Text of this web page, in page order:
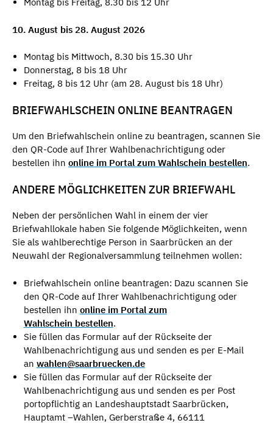
Montag bis Freitag, 8.30 bis 12 Uhr
10. August bis 28. August 2026
Montag bis Mittwoch, 8.30 bis 15.30 Uhr
Donnerstag, 8 bis 18 Uhr
Freitag, 8 bis 12 Uhr (am 28. August bis 18 Uhr)
BRIEFWAHLSCHEIN ONLINE BEANTRAGEN
Um den Briefwahlschein online zu beantragen, scannen Sie
den QR-Code auf Ihrer Wahlbenachrichtigung oder
bestellen ihn online im Portal zum Wahlschein bestellen.
ANDERE MÖGLICHKEITEN ZUR BRIEFWAHL
Neben der persönlichen Wahl in einem der vier
Briefwahllokale haben Sie folgende Möglichkeiten, wenn
Sie als wahlberechtige Person in Saarbrücken an der
Neuwahl der Regionalversammlung teilnehmen wollen:
Briefwahlschein online beantragen: Dazu scannen Sie
den QR-Code auf Ihrer Wahlbenachrichtigung oder
bestellen ihn online im Portal zum
Wahlschein bestellen.
Sie füllen das Formular auf der Rückseite der
Wahlbenachrichtigung aus und senden es per E-Mail
an wahlen@saarbruecken.de
Sie füllen das Formular auf der Rückseite der
Wahlbenachrichtigung aus und senden es per Post
portopflichtig an Landeshauptstadt Saarbrücken,
Hauptamt –Wahlen, Gerberstraße 4, 66111